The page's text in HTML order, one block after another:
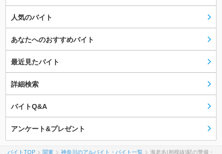
人気のバイト
あなたへのおすすめバイト
最近見たバイト
詳細検索
バイトQ&A
アンケート&プレゼント
バイトTOP 関東 神奈川のアルバイト・バイト一覧 海老名(相模線)駅の警備・